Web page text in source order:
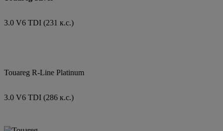
3.0 V6 TDI (231 к.с.)
Touareg R-Line Platinum
3.0 V6 TDI (286 к.с.)